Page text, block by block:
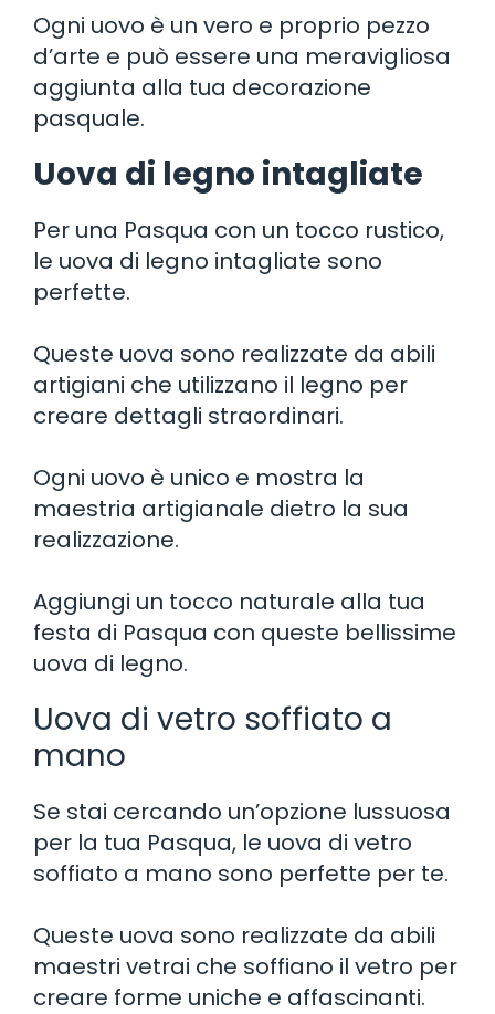
Ogni uovo è un vero e proprio pezzo
d’arte e può essere una meravigliosa
aggiunta alla tua decorazione
pasquale.
Uova di legno intagliate
Per una Pasqua con un tocco rustico,
le uova di legno intagliate sono
perfette.
Queste uova sono realizzate da abili
artigiani che utilizzano il legno per
creare dettagli straordinari.
Ogni uovo è unico e mostra la
maestria artigianale dietro la sua
realizzazione.
Aggiungi un tocco naturale alla tua
festa di Pasqua con queste bellissime
uova di legno.
Uova di vetro soffiato a
mano
Se stai cercando un’opzione lussuosa
per la tua Pasqua, le uova di vetro
soffiato a mano sono perfette per te.
Queste uova sono realizzate da abili
maestri vetrai che soffiano il vetro per
creare forme uniche e affascinanti.